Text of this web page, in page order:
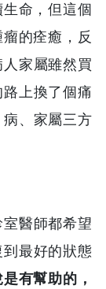
命，但這個
的痊癒，反
家屬雖然買
上換了個痛
、家屬三方
醫師都希望
最好的狀態
有幫助的，